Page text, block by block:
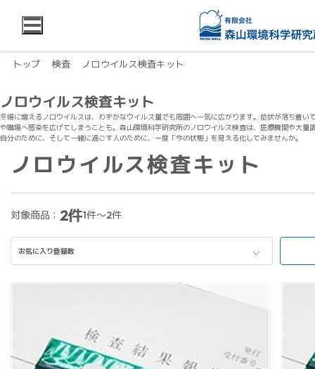
トップ 検査 ノロウイルス検査キット
ノロウイルス検査キット
冬場に増えるノロウイルスは、わずかなウイルス量でも周囲へ一気に広がります。症状が落ち着
や職場へ感染を広げてしまうことも。森山環境科学研究所のノロウイルス検査は、医療機関や大
自分のために、そして一緒に過ごす人のために、一度「今の状態」を見える化してみませんか。
ノロウイルス検査キット
対象商品： 2件1件～2件
お気に入り登録数